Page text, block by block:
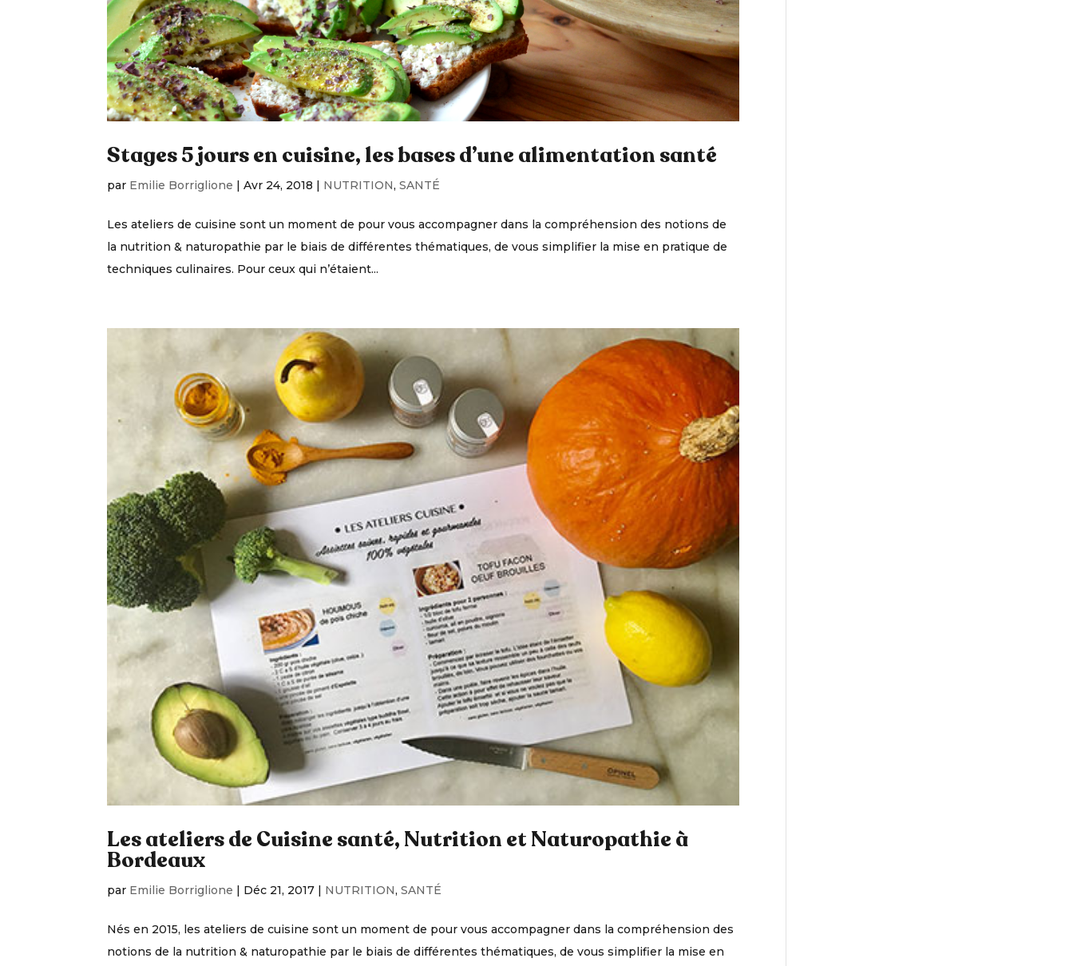
Stages 5 jours en cuisine, les bases d’une alimentation santé
par Emilie Borriglione |Avr 24, 2018 | NUTRITION,SANTÉ
Les ateliers de cuisine sont un moment de pour vous accompagner dans la compréhension des notions de
la nutrition & naturopathie par le biais de différentes thématiques, de vous simplifier la mise en pratique de
techniques culinaires. Pour ceux qui n’étaient...
Les ateliers de Cuisine santé, Nutrition et Naturopathie à
Bordeaux
par Emilie Borriglione | Déc 21, 2017 | NUTRITION,SANTÉ
Nés en 2015, les ateliers de cuisine sont un moment de pour vous accompagner dans la compréhension des
notions de la nutrition & naturopathie par le biais de différentes thématiques, de vous simplifier la mise en